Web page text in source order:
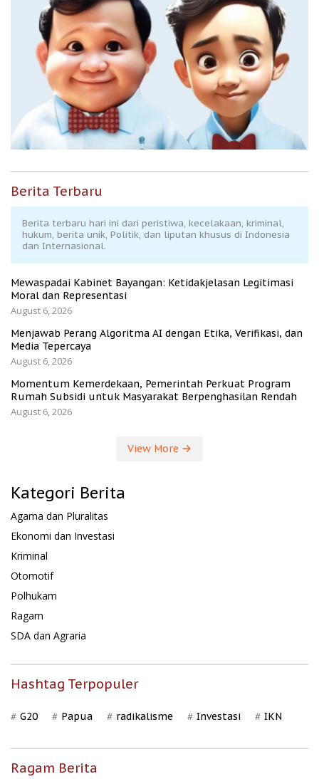
Berita Terbaru
Berita terbaru hari ini dari peristiwa, kecelakaan, kriminal,
hukum, berita unik, Politik, dan liputan khusus di Indonesia
dan Internasional.
Mewaspadai Kabinet Bayangan: Ketidakjelasan Legitimasi
Moral dan Representasi
August 6, 2026
Menjawab Perang Algoritma AI dengan Etika, Verifikasi, dan
Media Tepercaya
August 6, 2026
Momentum Kemerdekaan, Pemerintah Perkuat Program
Rumah Subsidi untuk Masyarakat Berpenghasilan Rendah
August 6, 2026
View More
Kategori Berita
Agama dan Pluralitas
Ekonomi dan Investasi
Kriminal
Otomotif
Polhukam
Ragam
SDA dan Agraria
Hashtag Terpopuler
G20 Papua radikalisme Investasi IKN
Ragam Berita